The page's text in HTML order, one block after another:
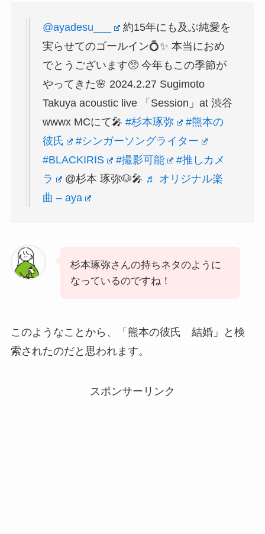
@ayadesu___
約15年にも及ぶ純愛を
実らせてのゴールイン💍✨ 本当におめ
でとうございます🥺 今年もこの季節が
やってきた🌸 2024.2.27 Sugimoto
Takuya acoustic live 「Session」at 渋谷
wwwx MCにて🎤 #杉本琢弥
#熊本の
彼氏
#シンガーソングライター
#BLACKIRIS
#撮影可能
#推しカメ
ラ
@杉本 琢弥🐶🎤 ♬ オリジナル楽
曲 – aya
杉本琢弥さんの持ちネタのように
なっているのですね！
このようなことから、「熊本の彼氏 結婚」と検
索されたのだと思われます。
スポンサーリンク